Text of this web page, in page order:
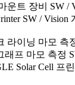
운트 장비 SW /
SW / Vision
라이닝 마모 측
래프 마모 측정
Solar Cell 프